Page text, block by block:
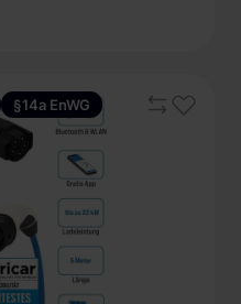
§14a EnWG